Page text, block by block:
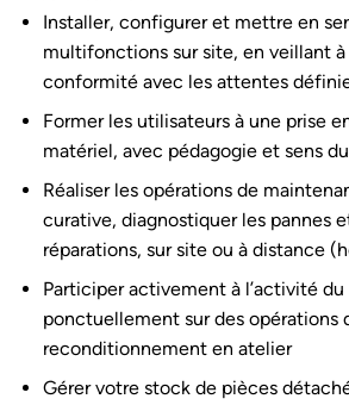
Installer, configurer et mettre en
multifonctions sur site, en veillant
conformité avec les attentes
Former les utilisateurs à une prise
matériel, avec pédagogie et sens
Réaliser les opérations de
curative, diagnostiquer les pannes
réparations, sur site ou à distance
Participer activement à l’activité
ponctuellement sur des opérations
reconditionnement en atelier
Gérer votre stock de pièces